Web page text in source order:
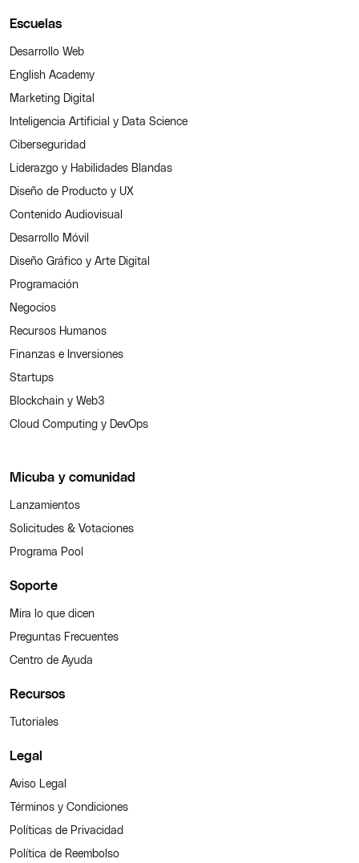
Escuelas
Desarrollo Web
English Academy
Marketing Digital
Inteligencia Artificial y Data Science
Ciberseguridad
Liderazgo y Habilidades Blandas
Diseño de Producto y UX
Contenido Audiovisual
Desarrollo Móvil
Diseño Gráfico y Arte Digital
Programación
Negocios
Recursos Humanos
Finanzas e Inversiones
Startups
Blockchain y Web3
Cloud Computing y DevOps
Micuba y comunidad
Lanzamientos
Solicitudes & Votaciones
Programa Pool
Soporte
Mira lo que dicen
Preguntas Frecuentes
Centro de Ayuda
Recursos
Tutoriales
Legal
Aviso Legal
Términos y Condiciones
Políticas de Privacidad
Política de Reembolso